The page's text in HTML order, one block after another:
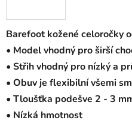
Barefoot kožené celoročky
• Model vhodný pro širší
• Střih vhodný pro nízký a
• Obuv je flexibilní všemi
• Tloušťka podešve 2 - 3
• Nízká hmotnost